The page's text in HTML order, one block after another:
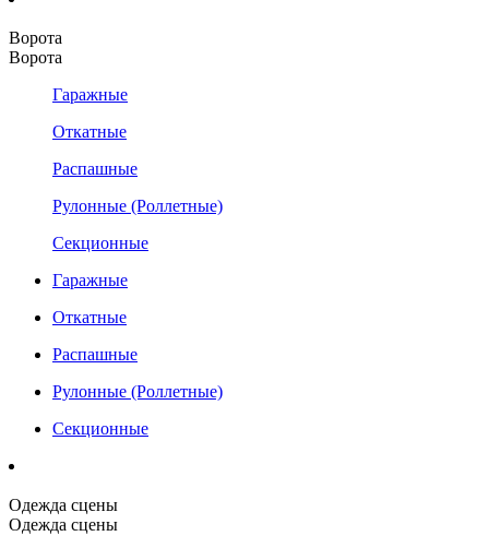
Ворота
Ворота
Гаражные
Откатные
Распашные
Рулонные (Роллетные)
Секционные
Гаражные
Откатные
Распашные
Рулонные (Роллетные)
Секционные
Одежда сцены
Одежда сцены